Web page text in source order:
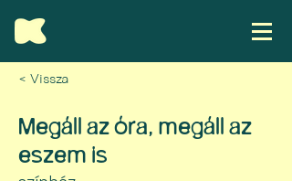
< Vissza
Megáll az óra, megáll az
eszem is